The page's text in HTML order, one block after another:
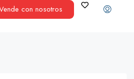
con nosotros